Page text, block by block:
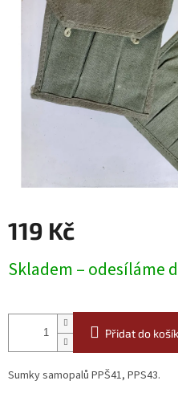
hvězdiček.
119 Kč
cena:
Skladem – odesíláme
Přidat do
Sumky samopalů PPŠ41, PPS43.